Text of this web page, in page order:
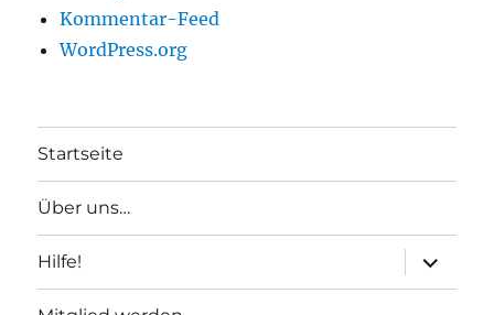
Kommentar-Feed
WordPress.org
Startseite
Über uns…
Hilfe!
anzeigen